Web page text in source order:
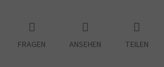
FRAGEN ANSEHEN TEILEN